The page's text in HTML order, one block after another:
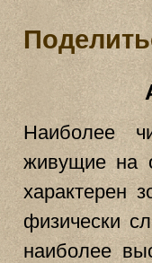
Наиболее
живущие на
характерен
физически
наиболее